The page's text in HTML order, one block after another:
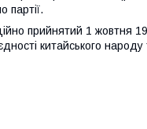
партії.
прийнятий 1 жовтня
китайського